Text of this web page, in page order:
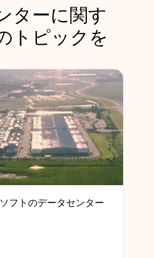
ターに関す
トピックを
フトのデータセンター